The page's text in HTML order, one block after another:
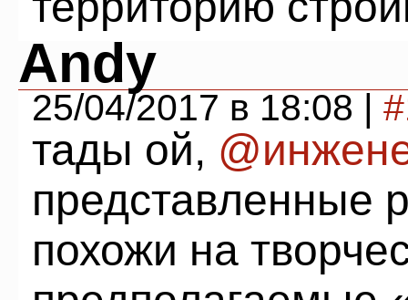
Andy
25/04/2017 в 18:08 |
тады ой,
представленные
похожи на